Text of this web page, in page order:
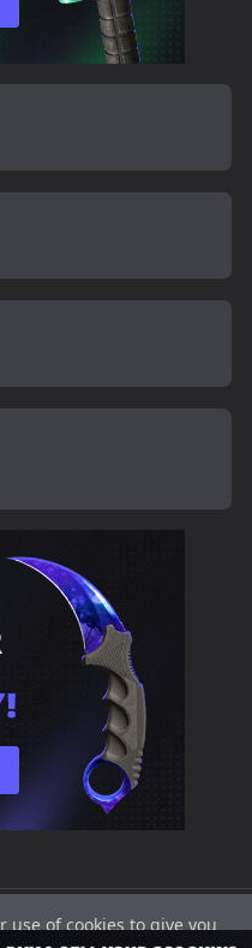
use of cookies to give you
CS2
CookiesIntegritet